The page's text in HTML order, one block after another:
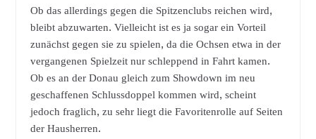
Ob das allerdings gegen die Spitzenclubs reichen wird,
bleibt abzuwarten. Vielleicht ist es ja sogar ein Vorteil
zunächst gegen sie zu spielen, da die Ochsen etwa in der
vergangenen Spielzeit nur schleppend in Fahrt kamen.
Ob es an der Donau gleich zum Showdown im neu
geschaffenen Schlussdoppel kommen wird, scheint
jedoch fraglich, zu sehr liegt die Favoritenrolle auf Seiten
der Hausherren.